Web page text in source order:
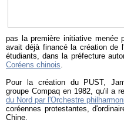
pas la première initiative menée
avait déjà financé la création de
étudiants, dans la préfecture
Coréens chinois.
Pour la création du PUST,
groupe Compaq en 1982, qu'il a
du Nord par l'Orchestre
coréennes protestantes,
Chine.